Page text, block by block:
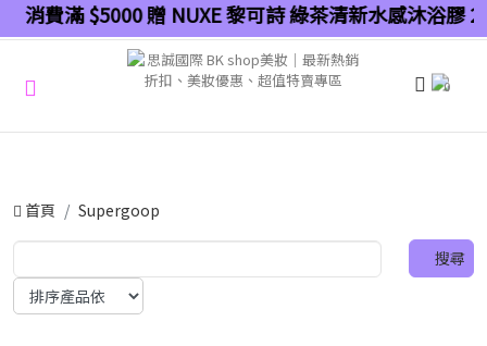
消費滿 $5000 贈 NUXE 黎可詩 綠茶清新水感沐浴膠
0
首頁 Supergoop